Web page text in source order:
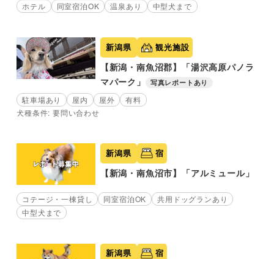
ホテル 同室宿泊OK 温泉あり 中型犬まで
新潟県 観光施設
【新潟・南魚沼郡】「湯沢高原パノラ
マパーク」
写真レポートあり
駐車場あり 屋内 屋外
有料
犬種条件: 要問い合わせ
新潟県 宿
【新潟・南魚沼市】「アルミュール」
コテージ・一棟貸し 同室宿泊OK
共用ドッグランあり
中型犬まで
新潟県 宿